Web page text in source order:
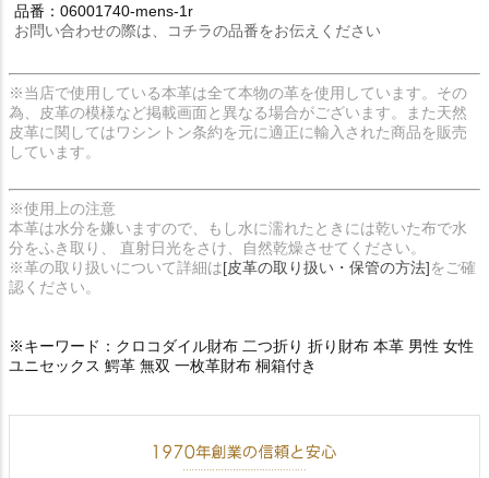
品番：06001740-mens-1r
お問い合わせの際は、コチラの品番をお伝えください
※当店で使用している本革は全て本物の革を使用しています。その
為、皮革の模様など掲載画面と異なる場合がございます。また天然
皮革に関してはワシントン条約を元に適正に輸入された商品を販売
しています。
※使用上の注意
本革は水分を嫌いますので、もし水に濡れたときには乾いた布で水
分をふき取り、 直射日光をさけ、自然乾燥させてください。
※革の取り扱いについて詳細は[皮革の取り扱い・保管の方法]をご確
認ください。
※キーワード：クロコダイル財布 二つ折り 折り財布 本革 男性 女性
ユニセックス 鰐革 無双 一枚革財布 桐箱付き